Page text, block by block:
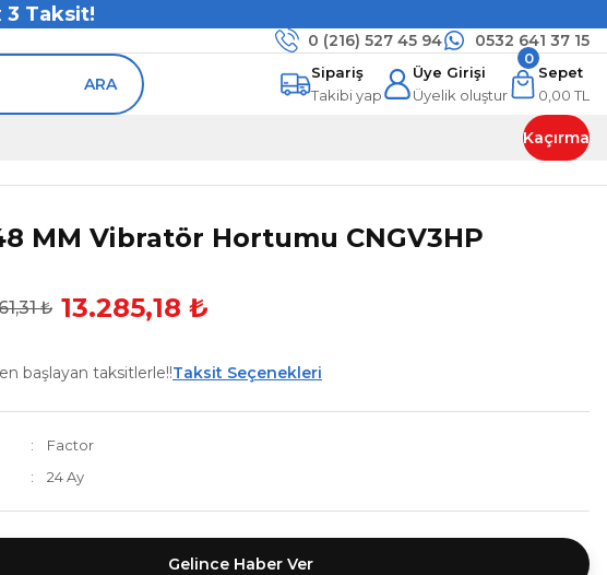
3 Taksit!
0 (216) 527 45 94 0532 641 37 15
ARA
Sipariş
Takibi yap
Üye Girişi
Üyelik oluştur
Sepet
0,00 TL
0
Kaçırma
MM Vibratör Hortumu CNGV3HP
₺ 13.285,18 ₺
başlayan taksitlerle!!Taksit Seçenekleri
Factor
24 Ay
Gelince Haber Ver